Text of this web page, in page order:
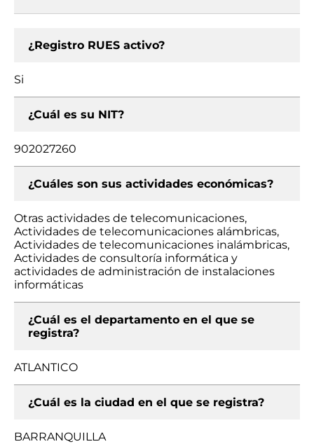
¿Registro RUES activo?
Si
¿Cuál es su NIT?
902027260
¿Cuáles son sus actividades económicas?
Otras actividades de telecomunicaciones,
Actividades de telecomunicaciones alámbricas,
Actividades de telecomunicaciones inalámbricas,
Actividades de consultoría informática y
actividades de administración de instalaciones
informáticas
¿Cuál es el departamento en el que se
registra?
ATLANTICO
¿Cuál es la ciudad en el que se registra?
BARRANQUILLA